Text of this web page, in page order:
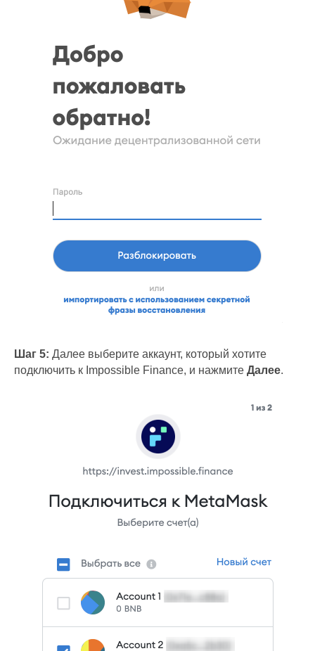
Шаг 5: Далее выберите аккаунт, который хотите
подключить к Impossible Finance, и нажмите Далее.